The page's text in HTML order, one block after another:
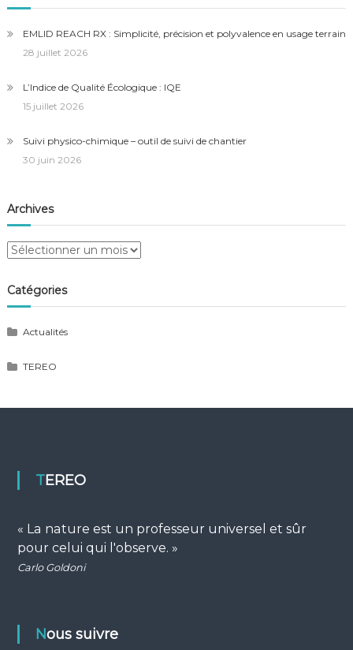
EMLID REACH RX : Simplicité, précision et polyvalence en usage terrain
28 juillet 2026
L’Indice de Qualité Écologique : IQE
15 juillet 2026
Suivi physico-chimique – outil de suivi de chantier
30 juin 2026
Archives
Archives
Catégories
Actualités
TEREO
TEREO
« La nature est un professeur universel et sûr
pour celui qui l'observe. »
Carlo Goldoni
Nous suivre